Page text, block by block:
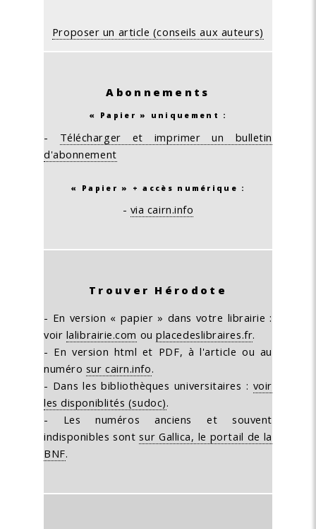
Proposer un article (conseils aux auteurs)
Abonnements
« Papier » uniquement :
- Télécharger et imprimer un bulletin
d'abonnement
« Papier » + accès numérique :
- via cairn.info
Trouver Hérodote
- En version « papier » dans votre librairie :
voir lalibrairie.com ouplacedeslibraires.fr.
- En version html et PDF, à l'article ou au
numéro sur cairn.info.
- Dans les bibliothèques universitaires : voir
les disponiblités (sudoc).
- Les numéros anciens et souvent
indisponibles sontsur Gallica, le portail de la
BNF.